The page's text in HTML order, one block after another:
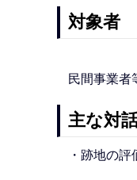
対象者
民間事業者
主な対
・跡地の評